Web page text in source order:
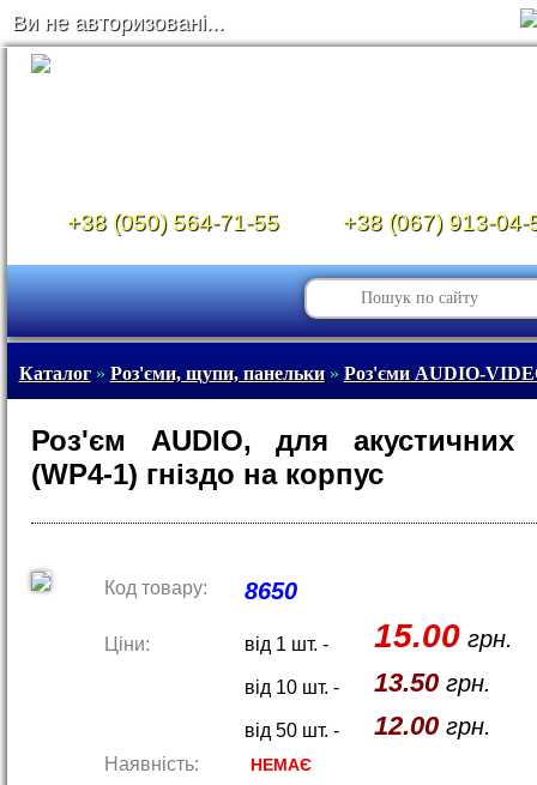
Ви не авторизовані...
+38 (050) 564-71-55 +38 (067) 913-04-
Каталог» Роз'єми, щупи, панельки» Роз'єми AUDIO-
Роз'єм AUDIO, для акустичних
(WP4-1) гніздо на корпус
Код товару: 8650
Ціни: від 1 шт. - 15.00грн.
від 10 шт. - 13.50грн.
від 50 шт. - 12.00грн.
Наявність: НЕМАЄ